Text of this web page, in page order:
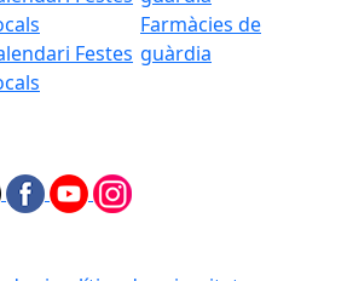
Festes
Farmàcies de
guàrdia